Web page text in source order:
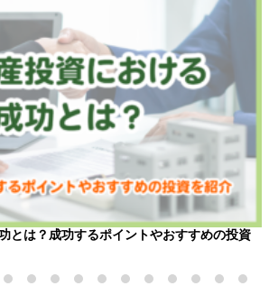
とは？成功するポイントやおすすめの投資